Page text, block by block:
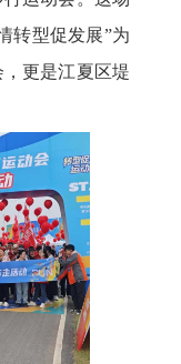
转型促发展”为
更是江夏区堤